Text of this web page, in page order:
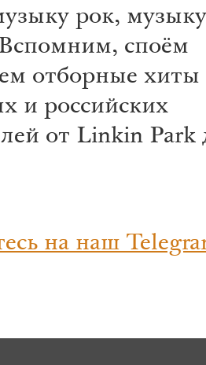
рок,
споём
отборные хиты
и российских
от Linkin Park
на наш